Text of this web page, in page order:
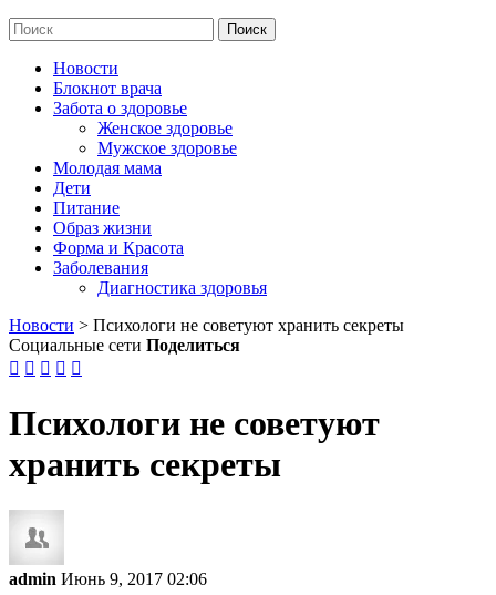
Новости
Блокнот врача
Забота о здоровье
Женское здоровье
Мужское здоровье
Молодая мама
Дети
Питание
Образ жизни
Форма и Красота
Заболевания
Диагностика здоровья
Новости > Психологи не советуют хранить секреты
Социальные сети Поделиться
    
Психологи не советуют
хранить секреты
admin Июнь 9, 2017 02:06